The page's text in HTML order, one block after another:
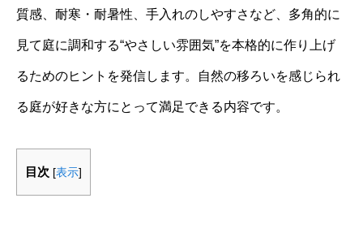
質感、耐寒・耐暑性、手入れのしやすさなど、多角的に
見て庭に調和する“やさしい雰囲気”を本格的に作り上げ
るためのヒントを発信します。自然の移ろいを感じられ
る庭が好きな方にとって満足できる内容です。
目次 [表示]